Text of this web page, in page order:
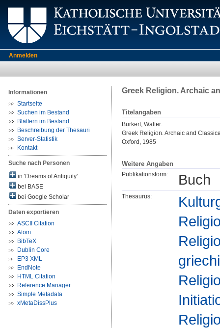
Anmelden
Informationen
Startseite
Suchen im Bestand
Blättern im Bestand
Beschreibung der Thesauri
Server-Statistik
Kontakt
Suche nach Personen
in 'Dreams of Antiquity'
bei BASE
bei Google Scholar
Daten exportieren
ASCII Citation
Atom
BibTeX
Dublin Core
EP3 XML
EndNote
HTML Citation
Reference Manager
Simple Metadata
xMetaDissPlus
Greek Religion. Archaic
Titelangaben
Burkert, Walter:
Greek Religion. Archaic and
Oxford, 1985
Weitere Angaben
Publikationsform: Buch
Thesaurus: